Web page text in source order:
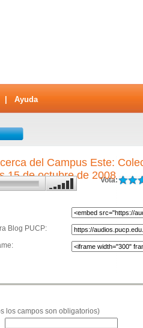
Ayuda
del Campus Este:
15 de octubre de 2008
Vota:
Blog PUCP:
los campos son obligatorios)